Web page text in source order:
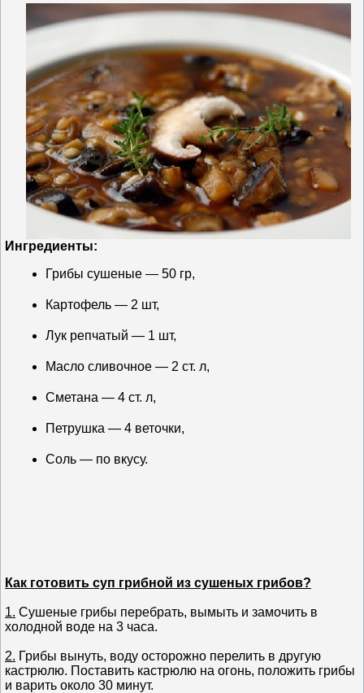
Ингредиенты:
Грибы сушеные — 50 гр,
Картофель — 2 шт,
Лук репчатый — 1 шт,
Масло сливочное — 2 ст. л,
Сметана — 4 ст. л,
Петрушка — 4 веточки,
Соль — по вкусу.
Как готовить суп грибной из сушеных грибов?
1. Сушеные грибы перебрать, вымыть и замочить в
холодной воде на 3 часа.
2. Грибы вынуть, воду осторожно перелить в другую
кастрюлю. Поставить кастрюлю на огонь, положить грибы
и варить около 30 минут.